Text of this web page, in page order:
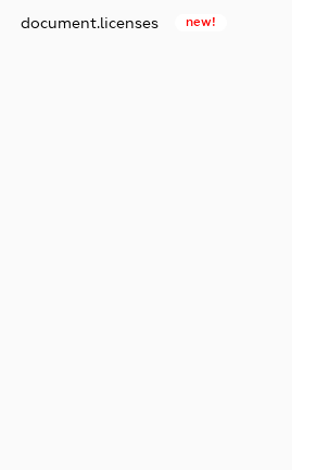
document.licenses new!